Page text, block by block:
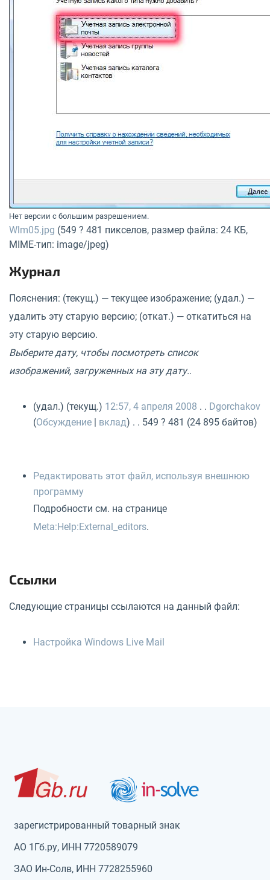
Нет версии с большим разрешением.
Wlm05.jpg (549 ? 481 пикселов, размер файла: 24 КБ,
MIME-тип: image/jpeg)
Журнал
Пояснения: (текущ.) — текущее изображение; (удал.) —
удалить эту старую версию; (откат.) — откатиться на
эту старую версию.
Выберите дату, чтобы посмотреть список
изображений, загруженных на эту дату..
(удал.) (текущ.) 12:57, 4 апреля 2008 . . Dgorchakov
(Обсуждение | вклад) . . 549 ? 481 (24 895 байтов)
Редактировать этот файл, используя внешнюю
программу
Подробности см. на странице
Meta:Help:External_editors.
Ссылки
Следующие страницы ссылаются на данный файл:
Настройка Windows Live Mail
зарегистрированный товарный знак
АО 1Гб.ру, ИНН 7720589079
ЗАО Ин-Солв, ИНН 7728255960